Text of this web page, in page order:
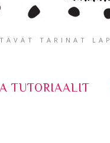
TARINAT
TUTORIAALIT